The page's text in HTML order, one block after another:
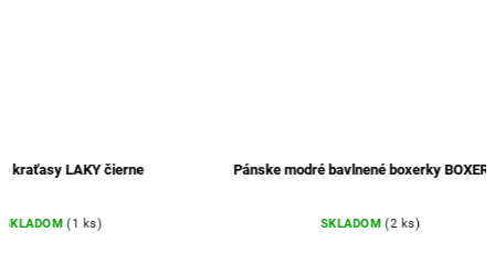
LAKY čierne
(1 ks)
Pánske modré bavlnené boxerky BOXER 04
SKLADOM (2 ks)